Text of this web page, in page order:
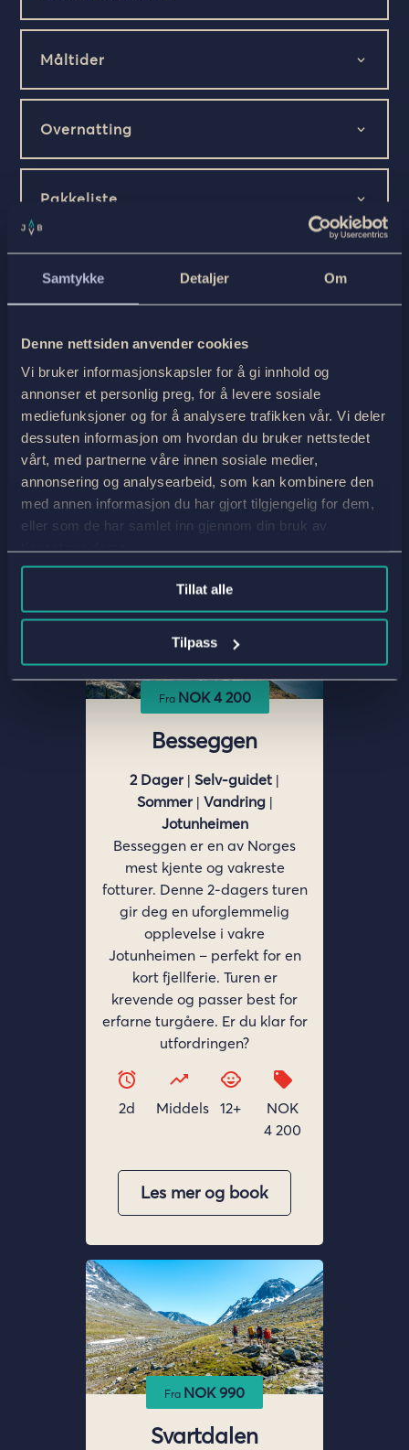
Samtykke Detaljer Om
Denne nettsiden anvender cookies
Vi bruker informasjonskapsler for å gi innhold og
annonser et personlig preg, for å levere sosiale
mediefunksjoner og for å analysere trafikken vår. Vi deler
dessuten informasjon om hvordan du bruker nettstedet
vårt, med partnerne våre innen sosiale medier,
annonsering og analysearbeid, som kan kombinere den
med annen informasjon du har gjort tilgjengelig for dem,
eller som de har samlet inn gjennom din bruk av
tjenestene deres.
Tillat alle
Tilpass
Måltider
Overnatting
Pakkeliste
Se flere av våre vandreturer